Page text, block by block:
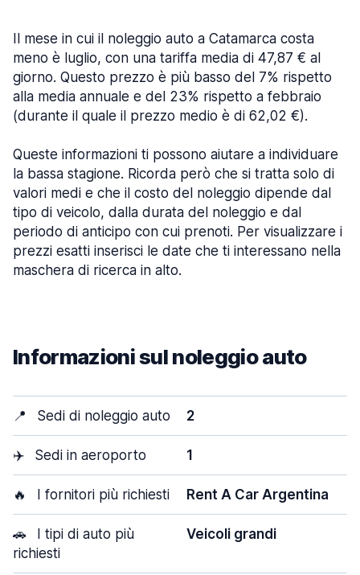
Il mese in cui il noleggio auto a Catamarca costa
meno è luglio, con una tariffa media di 47,87 € al
giorno. Questo prezzo è più basso del 7% rispetto
alla media annuale e del 23% rispetto a febbraio
(durante il quale il prezzo medio è di 62,02 €).
Queste informazioni ti possono aiutare a individuare
la bassa stagione. Ricorda però che si tratta solo di
valori medi e che il costo del noleggio dipende dal
tipo di veicolo, dalla durata del noleggio e dal
periodo di anticipo con cui prenoti. Per visualizzare i
prezzi esatti inserisci le date che ti interessano nella
maschera di ricerca in alto.
Informazioni sul noleggio auto
📍 Sedi di noleggio auto 2
✈️ Sedi in aeroporto 1
🔥 I fornitori più richiesti Rent A Car Argentina
🚗
I tipi di auto più
richiesti
Veicoli grandi